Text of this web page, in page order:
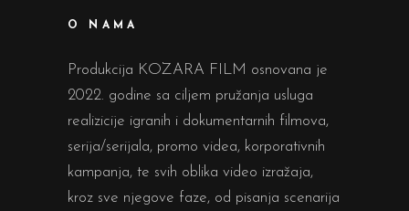
O NAMA
Produkcija KOZARA FILM osnovana je
2022. godine sa ciljem pružanja usluga
realizicije igranih i dokumentarnih filmova,
serija/serijala, promo videa, korporativnih
kampanja, te svih oblika video izražaja,
kroz sve njegove faze, od pisanja scenarija